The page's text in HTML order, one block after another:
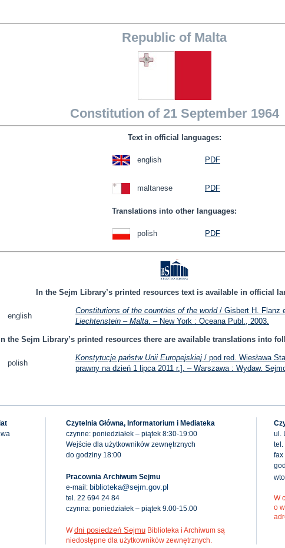
Republic of Malta
Constitution of 21 September 1964
Text in official languages:
english PDF
maltanese PDF
Translations into other languages:
polish PDF
In the Sejm Library’s printed resources text is available in official
english
Constitutions of the countries of the world/ Gisbert H. Flanz
Liechtenstein – Malta . – New York : Oceana Publ., 2003.
the Sejm Library’s printed resources there are available translations into
polish
Konstytucje państw Unii Europejskiej / pod red. Wiesława
prawny na dzień 1 lipca 2011 r.]. – Warszawa : Wydaw.
Czytelnia Główna, Informatorium i Mediateka
czynne: poniedziałek – piątek 8:30-19:00
Wejście dla użytkowników zewnętrznych
do godziny 18:00
Pracownia Archiwum Sejmu
e-mail: biblioteka@sejm.gov.pl
tel. 22 694 24 84
czynna: poniedziałek – piątek 9.00-15.00
Wdni posiedzeń Sejmu Biblioteka i Archiwum są
niedostępne dla użytkowników zewnętrznych.
ul.
tel.
fax
W
o